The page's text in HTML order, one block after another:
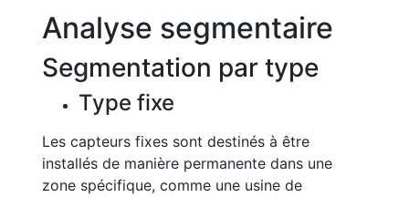
Analyse segmentaire
Segmentation par type
Type fixe
Les capteurs fixes sont destinés à être
installés de manière permanente dans une
zone spécifique, comme une usine de